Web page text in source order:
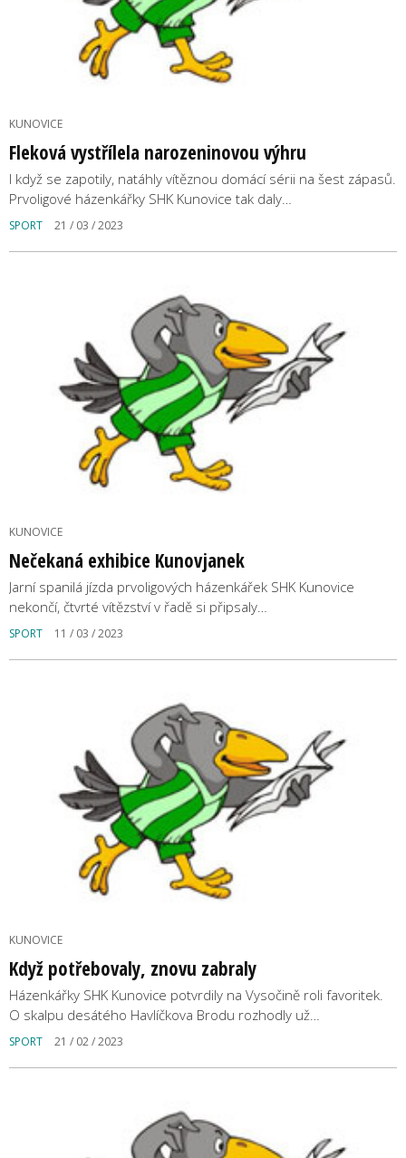
KUNOVICE
Fleková vystřílela narozeninovou výhru
I když se zapotily, natáhly vítěznou domácí sérii na šest zápasů.
Prvoligové házenkářky SHK Kunovice tak daly…
SPORT 21 / 03 / 2023
KUNOVICE
Nečekaná exhibice Kunovjanek
Jarní spanilá jízda prvoligových házenkářek SHK Kunovice
nekončí, čtvrté vítězství v řadě si připsaly…
SPORT 11 / 03 / 2023
KUNOVICE
Když potřebovaly, znovu zabraly
Házenkářky SHK Kunovice potvrdily na Vysočině roli favoritek.
O skalpu desátého Havlíčkova Brodu rozhodly už…
SPORT 21 / 02 / 2023